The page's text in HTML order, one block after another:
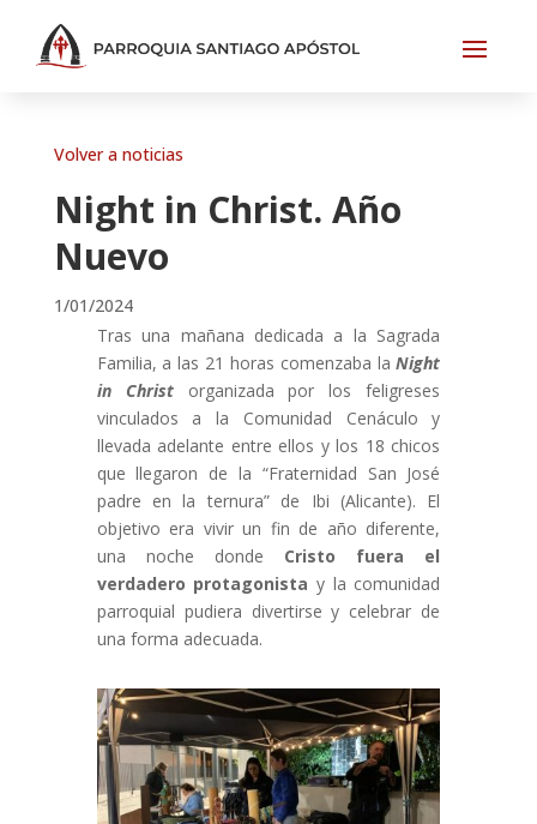
Volver a noticias
Night in Christ. Año
Nuevo
1/01/2024
Tras una mañana dedicada a la Sagrada
Familia, a las 21 horas comenzaba laNight
in Christorganizada por los feligreses
vinculados a la Comunidad Cenáculo y
llevada adelante entre ellos y los 18 chicos
que llegaron de la “Fraternidad San José
padre en la ternura” de Ibi (Alicante). El
objetivo era vivir un fin de año diferente,
una noche donde Cristo fuera el
verdadero protagonista y la comunidad
parroquial pudiera divertirse y celebrar de
una forma adecuada.